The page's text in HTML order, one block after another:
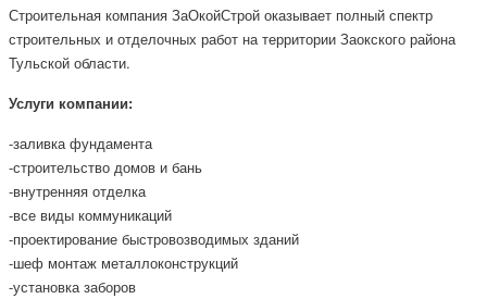
Строительная компания ЗаОкойСтрой оказывает полный спектр
строительных и отделочных работ на территории Заокского района
Тульской области.
Услуги компании:
-заливка фундамента
-строительство домов и бань
-внутренняя отделка
-все виды коммуникаций
-проектирование быстровозводимых зданий
-шеф монтаж металлоконструкций
-установка заборов